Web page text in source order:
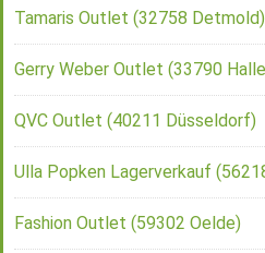
Tamaris Outlet (32758 Detmold)
Gerry Weber Outlet (33790
QVC Outlet (40211 Düsseldorf)
Ulla Popken Lagerverkauf
Fashion Outlet (59302 Oelde)